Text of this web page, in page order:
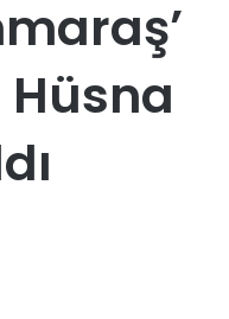
Hüsna